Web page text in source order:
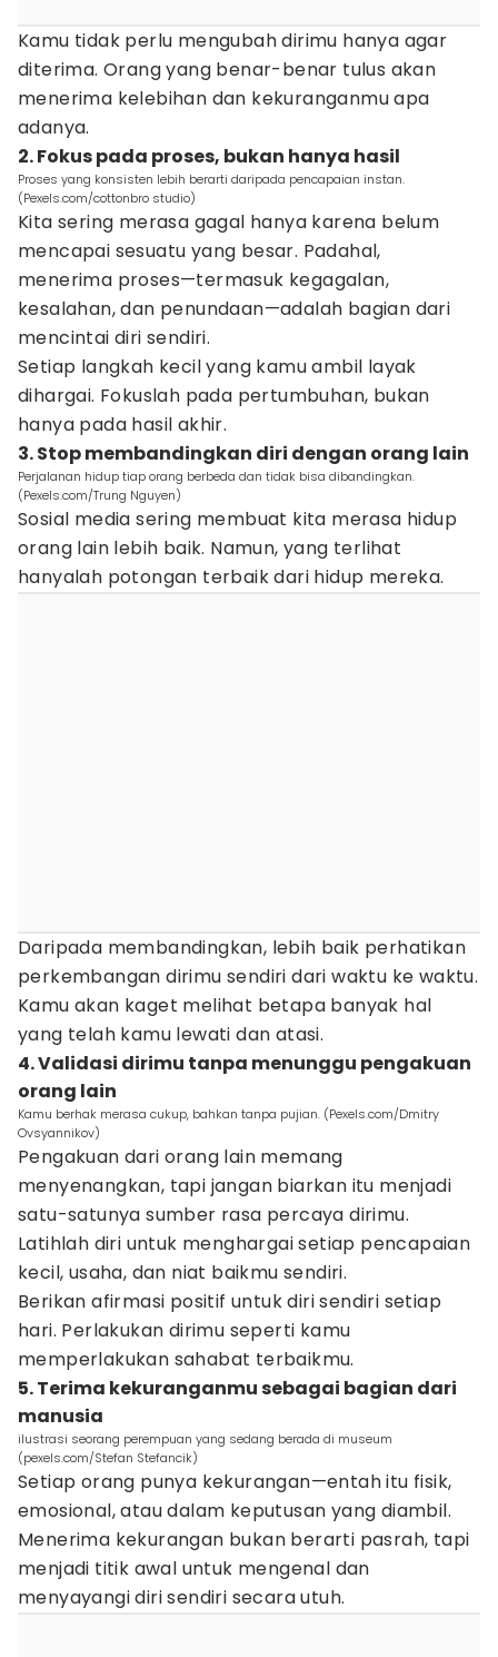
Kamu tidak perlu mengubah dirimu hanya agar
diterima. Orang yang benar-benar tulus akan
menerima kelebihan dan kekuranganmu apa
adanya.
2. Fokus pada proses, bukan hanya hasil
Proses yang konsisten lebih berarti daripada pencapaian instan.
(Pexels.com/cottonbro studio)
Kita sering merasa gagal hanya karena belum
mencapai sesuatu yang besar. Padahal,
menerima proses—termasuk kegagalan,
kesalahan, dan penundaan—adalah bagian dari
mencintai diri sendiri.
Setiap langkah kecil yang kamu ambil layak
dihargai. Fokuslah pada pertumbuhan, bukan
hanya pada hasil akhir.
3. Stop membandingkan diri dengan orang lain
Perjalanan hidup tiap orang berbeda dan tidak bisa dibandingkan.
(Pexels.com/Trung Nguyen)
Sosial media sering membuat kita merasa hidup
orang lain lebih baik. Namun, yang terlihat
hanyalah potongan terbaik dari hidup mereka.
Daripada membandingkan, lebih baik perhatikan
perkembangan dirimu sendiri dari waktu ke waktu.
Kamu akan kaget melihat betapa banyak hal
yang telah kamu lewati dan atasi.
4. Validasi dirimu tanpa menunggu pengakuan
orang lain
Kamu berhak merasa cukup, bahkan tanpa pujian. (Pexels.com/Dmitry
Ovsyannikov)
Pengakuan dari orang lain memang
menyenangkan, tapi jangan biarkan itu menjadi
satu-satunya sumber rasa percaya dirimu.
Latihlah diri untuk menghargai setiap pencapaian
kecil, usaha, dan niat baikmu sendiri.
Berikan afirmasi positif untuk diri sendiri setiap
hari. Perlakukan dirimu seperti kamu
memperlakukan sahabat terbaikmu.
5. Terima kekuranganmu sebagai bagian dari
manusia
ilustrasi seorang perempuan yang sedang berada di museum
(pexels.com/Stefan Stefancik)
Setiap orang punya kekurangan—entah itu fisik,
emosional, atau dalam keputusan yang diambil.
Menerima kekurangan bukan berarti pasrah, tapi
menjadi titik awal untuk mengenal dan
menyayangi diri sendiri secara utuh.